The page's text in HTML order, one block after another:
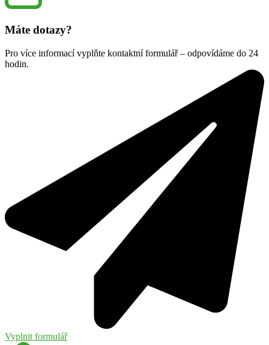
Máte dotazy?
Pro více informací vyplňte kontaktní formulář – odpovídáme do 24
hodin.
Vyplnit formulář